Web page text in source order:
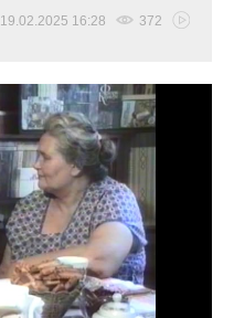
19.02.2025 16:28 372